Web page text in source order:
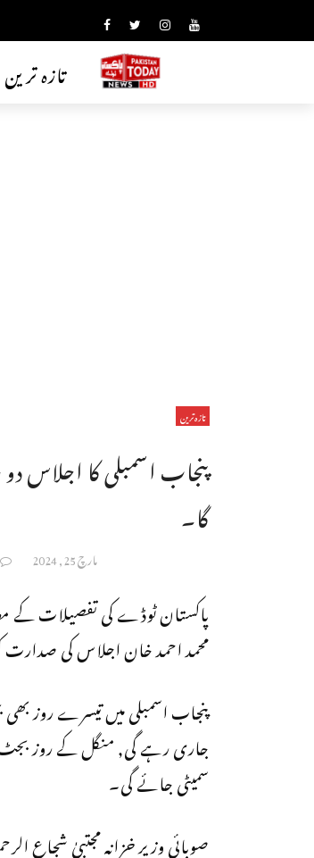
تازہ ترین
تازہ ترین
پنجاب اسمبلی کا
گا۔
مارچ 25, 2024
پاکستان ٹوڈے کی تفصیلات کے
محمد احمد خان اجلاس کی
پنجاب اسمبلی میں تیسرے روز
جاری رہے گی, منگل کے روز
سمیٹی جائے گی۔
صوبائی وزیر خزانہ مجتبیٰ